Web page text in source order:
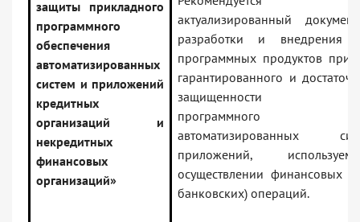
защиты прикладного
программного
обеспечения
автоматизированных
систем и приложений
кредитных
организаций и
некредитных
финансовых
организаций»
актуализированный
разработки и внедрения
программных продуктов при
гарантированного и
защищенности
программного
автоматизированных
приложений,
осуществлении финансовых
банковских) операций.